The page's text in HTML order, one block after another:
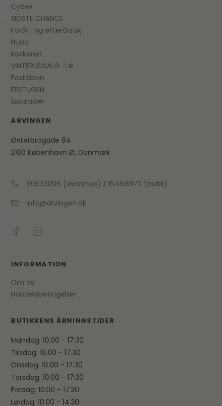
Cybex
SIDSTE CHANCE
Forår- og efterårstøj
Nuna
Køkkenet
VINTERUDSALG ☃❄
Fastelavn
FESTUGEN
Sovetid💤
ARVINGEN
Østerbrogade 84
2100 København Ø, Danmark
60633006 (webshop) /35466972 (butik)
info@arvingen.dk
INFORMATION
Om os
Handelsbetingelser
BUTIKKENS ÅBNINGSTIDER
Mandag: 10.00 - 17:30
Tirsdag: 10.00 - 17.30
Onsdag: 10.00 - 17.30
Torsdag: 10.00 - 17:30
Fredag: 10.00 - 17:30
Lørdag: 10.00 - 14.30